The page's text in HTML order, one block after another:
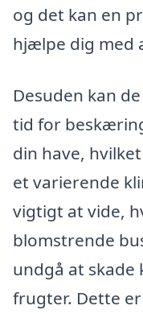
og det kan en
hjælpe dig med
Desuden kan
tid for
din have,
et varierende
vigtigt at vide,
blomstrende
undgå at
frugter. Dette